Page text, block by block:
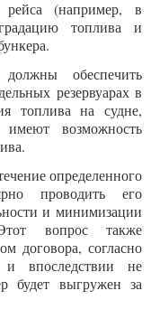
рейса (например, в
топлива и
обеспечить
резервуарах в
топлива на судне,
возможность
определенного
проводить его
и минимизации
вопрос также
договора, согласно
и впоследствии не
будет выгружен за